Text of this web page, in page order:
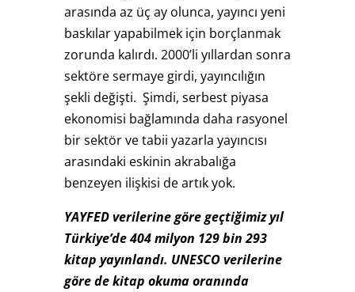
arasında az üç ay olunca, yayıncı yeni
baskılar yapabilmek için borçlanmak
zorunda kalırdı. 2000’li yıllardan sonra
sektöre sermaye girdi, yayıncılığın
şekli değişti. Şimdi, serbest piyasa
ekonomisi bağlamında daha rasyonel
bir sektör ve tabii yazarla yayıncısı
arasındaki eskinin akrabalığa
benzeyen ilişkisi de artık yok.
YAYFED verilerine göre geçtiğimiz yıl
Türkiye’de 404 milyon 129 bin 293
kitap yayınlandı. UNESCO verilerine
göre de kitap okuma oranında